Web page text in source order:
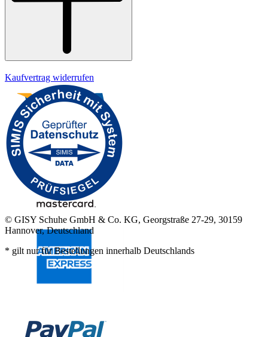
Kaufvertrag widerrufen
© GISY Schuhe GmbH & Co. KG, Georgstraße 27-29, 30159
Hannover, Deutschland
* gilt nur für Bestellungen innerhalb Deutschlands